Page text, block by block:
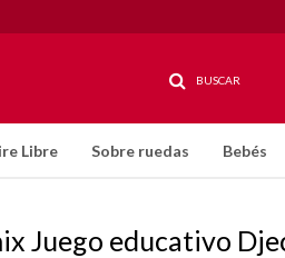
Libre Sobre ruedas Bebés
Juego educativo